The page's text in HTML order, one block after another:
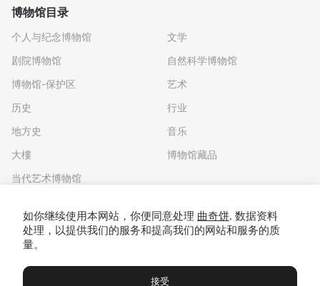
博物馆目录
个人与纪念博物馆
剧院博物馆
博物馆-保护区
历史
地方史
大樓
当代艺术博物馆
文学
自然科学博物馆
艺术
行业
音乐
博物馆藏品
如你继续使用本网站，你便同意处理 曲奇饼. 数据资料
处理，以提供我们的服务和提高我们的网站和服务的质
量。
接受